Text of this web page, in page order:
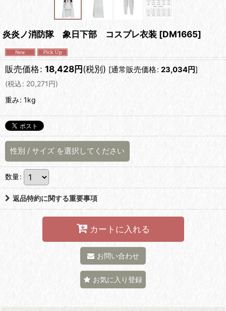
炎炎ノ消防隊 象日下部 コスプレ衣装 [DM1665]
販売価格: 18,428円(税別) [通常販売価格: 23,034円]
(税込: 20,271円)
重み: 1kg
性別 / サイズ を選択してください
数量:
返品特約に関する重要事項
カートに入れる
お問い合わせ
お気に入り登録